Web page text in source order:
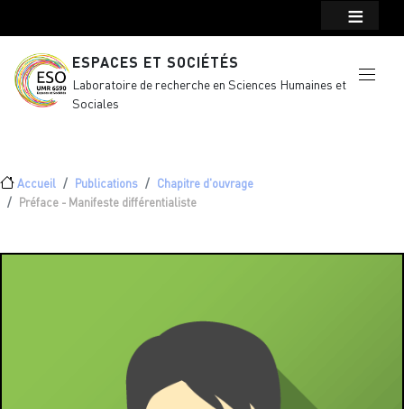
ESPACES ET SOCIÉTÉS
Laboratoire de recherche en Sciences Humaines et
Sociales
Fil d'Ariane
Accueil Publications
Chapitre d'ouvrage
Préface - Manifeste différentialiste